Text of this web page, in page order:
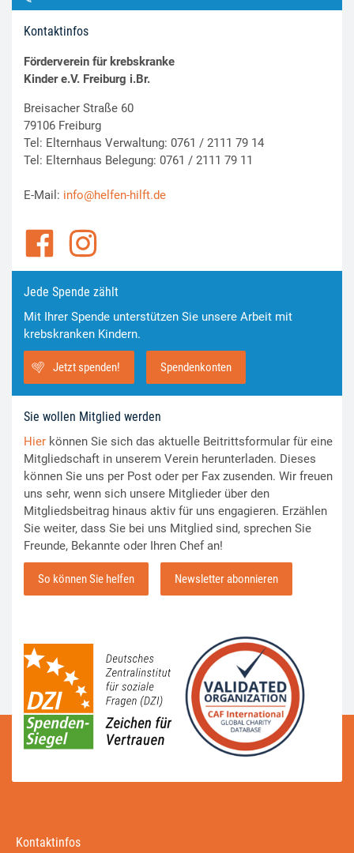
Kontaktinfos
Förderverein für krebskranke
Kinder e.V. Freiburg i.Br.
Breisacher Straße 60
79106 Freiburg
Tel: Elternhaus Verwaltung: 0761 / 2111 79 14
Tel: Elternhaus Belegung: 0761 / 2111 79 11
E-Mail: info@helfen-hilft.de
Jede Spende zählt
Mit Ihrer Spende unterstützen Sie unsere Arbeit mit
krebskranken Kindern.
Jetzt spenden! Spendenkonten
Sie wollen Mitglied werden
Hier können Sie sich das aktuelle Beitrittsformular für eine
Mitgliedschaft in unserem Verein herunterladen. Dieses
können Sie uns per Post oder per Fax zusenden. Wir freuen
uns sehr, wenn sich unsere Mitglieder über den
Mitgliedsbeitrag hinaus aktiv für uns engagieren. Erzählen
Sie weiter, dass Sie bei uns Mitglied sind, sprechen Sie
Freunde, Bekannte oder Ihren Chef an!
So können Sie helfen Newsletter abonnieren
Kontaktinfos